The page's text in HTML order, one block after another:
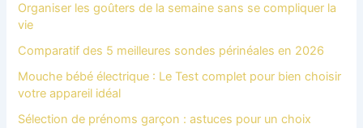
Organiser les goûters de la semaine sans se compliquer la
vie
Comparatif des 5 meilleures sondes périnéales en 2026
Mouche bébé électrique : Le Test complet pour bien choisir
votre appareil idéal
Sélection de prénoms garçon : astuces pour un choix